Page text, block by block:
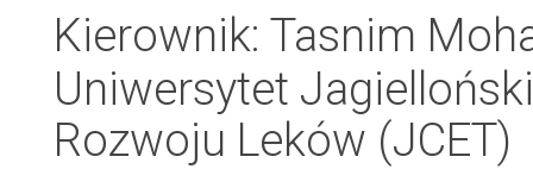
Kierownik: Tasnim
Uniwersytet
Rozwoju Leków (JCET)